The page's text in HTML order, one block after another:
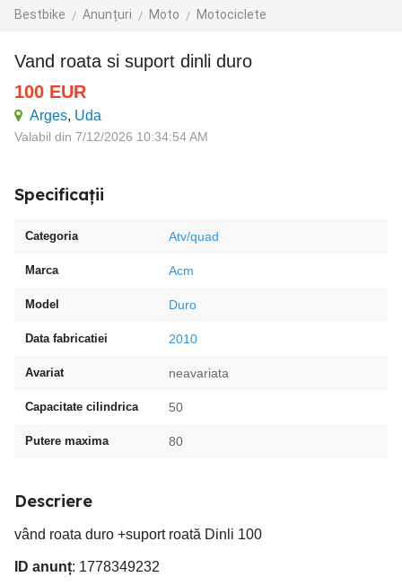
Bestbike Anunțuri Moto Motociclete
vand roata si suport dinli duro
100 EUR
Arges, Uda
Valabil din 7/12/2026 10:34:54 AM
Specificații
Categoria Atv/quad
Marca Acm
Model Duro
Data fabricatiei 2010
Avariat neavariata
Capacitate cilindrica 50
Putere maxima 80
Descriere
vând roata duro +suport roată Dinli 100
ID anunț: 1778349232